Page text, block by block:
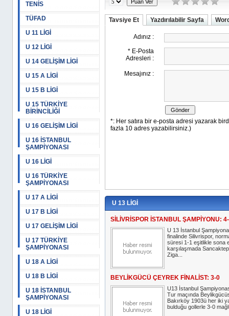
TENİS
TÜFAD
U 11 LİGİ
U 12 LİGİ
U 14 GELİŞİM LİGİ
U 15 A LİGİ
U 15 B LİGİ
U 15 TÜRKİYE
BİRİNCİLİĞİ
U 16 GELİŞİM LİGİ
U 16 İSTANBUL
ŞAMPİYONASI
U 16 LİGİ
U 16 TÜRKİYE
ŞAMPİYONASI
U 17 A LİGİ
U 17 B LİGİ
U 17 GELİŞİM LİGİ
U 17 TÜRKİYE
ŞAMPİYONASI
U 18 A LİGİ
U 18 B LİGİ
U 18 İSTANBUL
ŞAMPİYONASI
U 18 LİGİ
Tavsiye Et Yazdırılabilir Sayfa
U 13 LİGİ
SİLİVRİSPOR İSTANBUL ŞAMPİYONU:
U 13 İstanbul
finalinde Silivrispor,
süresi 1-1 eşitlikle sona
karşılaşmada
Ziga...
BEYLİKGÜCÜ ÇEYREK FİNALİST: 3-0
U13 İstanbul
Tur maçında
Bakırköy 1903ü her iki
bulduğu gollerle 3-0